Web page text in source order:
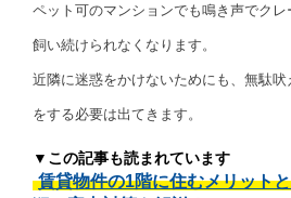
ペット可のマンションでも鳴き声でクレ
飼い続けられなくなります。
近隣に迷惑をかけないためにも、無駄
をする必要は出てきます。
▼この記事も読まれています
賃貸物件の1階に住むメリット